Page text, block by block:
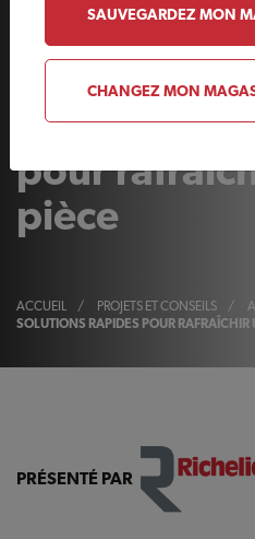
AUTOUR DE LA MAISON
Des
pour
pièce
ACCUEIL / PROJETS ET CONSEILS /
SOLUTIONS RAPIDES POUR RAFRAÎCHIR
PRÉSENTÉ PAR
SAUVEGARDEZ MON
CHANGEZ MON